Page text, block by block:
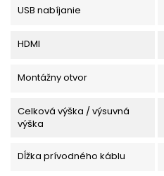
USB nabíjanie
HDMI
Montážny otvor
Celková výška / výsuvná
výška
Dĺžka prívodného káblu